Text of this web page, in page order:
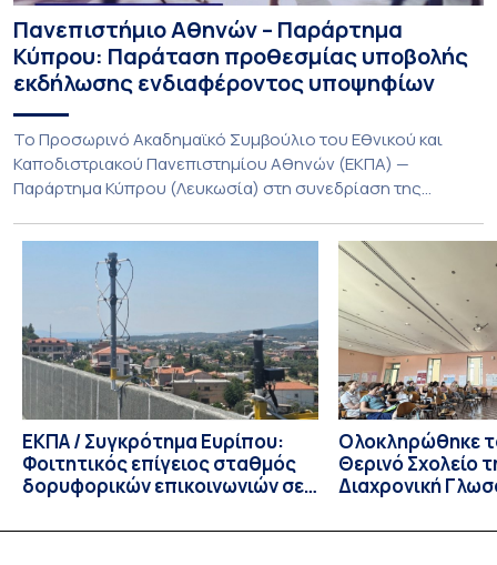
Πανεπιστήμιο Αθηνών – Παράρτημα
Κύπρου: Παράταση προθεσμίας υποβολής
εκδήλωσης ενδιαφέροντος υποψηφίων
Το Προσωρινό Ακαδημαϊκό Συμβούλιο του Εθνικού και
Καποδιστριακού Πανεπιστημίου Αθηνών (ΕΚΠΑ) —
Παράρτημα Κύπρου (Λευκωσία) στη συνεδρίαση της
παράταση της προθεσμίας υποβολής εκδήλωσης
ενδιαφέροντος για την φοίτηση σε Προγράμματα Σπουδών,
Τμημάτων του Πανεπιστημίου μας στο Παράρτημα Κύπρου
για το ακαδημαϊκό έτος 2026-2027, έως τη Δευτέρα 31
Αυγούστου 2026. […]
ΕΚΠΑ / Συγκρότημα Ευρίπου:
Φοιτητικός επίγειος σταθμός
δορυφορικών επικοινωνιών σε
Ολοκληρώθηκε
Θερινό Σχολείο
Διαχρονική
Linguistics in